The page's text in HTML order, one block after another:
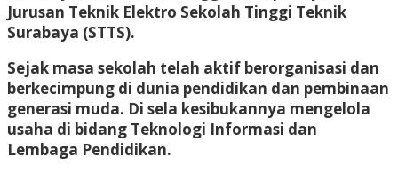
Jurusan Teknik Elektro Sekolah Tinggi Teknik
Surabaya (STTS).
Sejak masa sekolah telah aktif berorganisasi dan
berkecimpung di dunia pendidikan dan pembinaan
generasi muda. Di sela kesibukannya mengelola
usaha di bidang Teknologi Informasi dan
Lembaga Pendidikan.